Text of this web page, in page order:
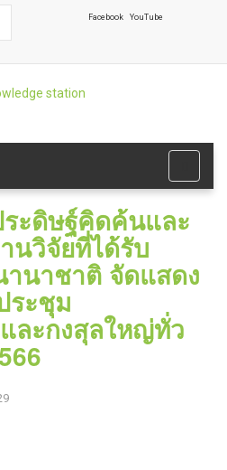
Facebook YouTube
ะดิษฐ์คิดค้นและ
วิจัยที่ได้รับ
านาชาติ จัดแสดง
ระชุม
ละกงสุลใหญ่ทั่ว